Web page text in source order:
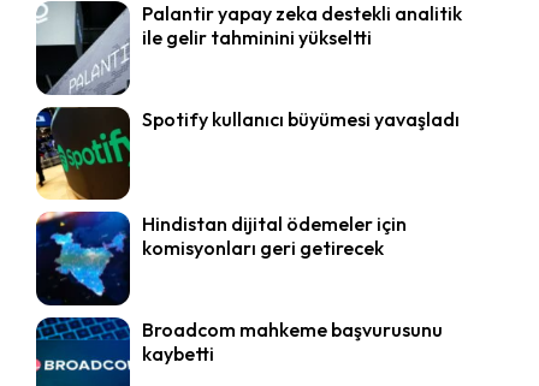
Palantir yapay zeka destekli analitik
ile gelir tahminini yükseltti
Spotify kullanıcı büyümesi yavaşladı
Hindistan dijital ödemeler için
komisyonları geri getirecek
Broadcom mahkeme başvurusunu
kaybetti